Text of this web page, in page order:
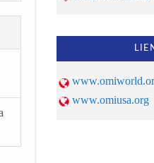
www.omiusa.org